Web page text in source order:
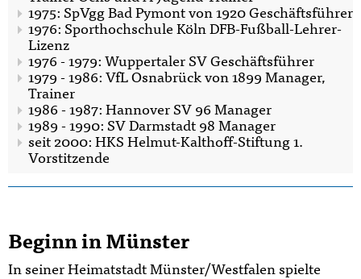
1975: SpVgg Bad Pymont von 1920 Geschäftsführer
1976: Sporthochschule Köln DFB-Fußball-Lehrer-
Lizenz
1976 - 1979: Wuppertaler SV Geschäftsführer
1979 - 1986: VfL Osnabrück von 1899 Manager,
Trainer
1986 - 1987: Hannover SV 96 Manager
1989 - 1990: SV Darmstadt 98 Manager
seit 2000: HKS Helmut-Kalthoff-Stiftung 1.
Vorstitzende
Beginn in Münster
In seiner Heimatstadt Münster/Westfalen spielte